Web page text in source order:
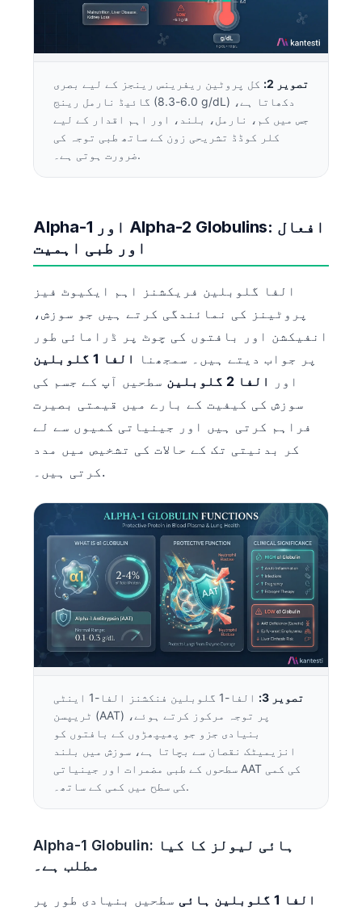
تصویر 2:
کل پروٹین ریفرینس رینجز کے لیے بصری
گائیڈ نارمل رینج (6.0-8.3 g/dL) دکھاتا ہے،
جس میں کم، نارمل، بلند، اور اہم اقدار کے لیے
کلر کوڈڈ تشریحی زون کے ساتھ طبی توجہ کی
ضرورت ہوتی ہے۔.
Alpha-1 اور Alpha-2 Globulins: افعال
اور طبی اہمیت
الفا گلوبلین فریکشنز اہم ایکیوٹ فیز
پروٹینز کی نمائندگی کرتے ہیں جو سوزش،
انفیکشن اور بافتوں کی چوٹ پر ڈرامائی طور
پر جواب دیتے ہیں۔ سمجھنا
الفا 1 گلوبلین
اور
الفا 2 گلوبلین
سطحیں آپ کے جسم کی
سوزش کی کیفیت کے بارے میں قیمتی بصیرت
فراہم کرتی ہیں اور جینیاتی کمیوں سے لے
کر بدنیتی تک کے حالات کی تشخیص میں مدد
کرتی ہیں۔.
تصویر 3:
الفا-1 گلوبلین فنکشنز الفا-1 اینٹی
ٹریپسن (AAT) پر توجہ مرکوز کرتے ہوئے،
بنیادی جزو جو پھیپھڑوں کے بافتوں کو
انزیمیٹک نقصان سے بچاتا ہے، سوزش میں بلند
سطحوں کے طبی مضمرات اور جینیاتی AAT کی کمی
کی سطح میں کمی کے ساتھ۔.
Alpha-1 Globulin: ہائی لیولز کا کیا
مطلب ہے۔
الفا 1 گلوبلین ہائی
سطحیں بنیادی طور پر